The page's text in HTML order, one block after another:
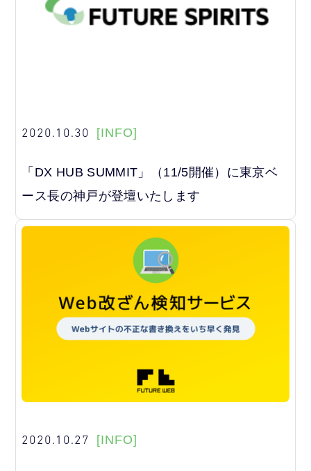
2020.10.30 [INFO]
「DX HUB SUMMIT」（11/5開催）に東京ベ
ース長の神戸が登壇いたします
2020.10.27 [INFO]